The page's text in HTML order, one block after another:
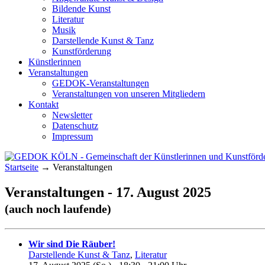
Bildende Kunst
Literatur
Musik
Darstellende Kunst & Tanz
Kunstförderung
Künstlerinnen
Veranstaltungen
GEDOK-Veranstaltungen
Veranstaltungen von unseren Mitgliedern
Kontakt
Newsletter
Datenschutz
Impressum
GEDOK KÖLN
Gemeinschaft der Künstlerinnen und
Startseite → Veranstaltungen
Veranstaltungen - 17. August 2025
(auch noch laufende)
Wir sind Die Räuber!
Darstellende Kunst & Tanz, Literatur